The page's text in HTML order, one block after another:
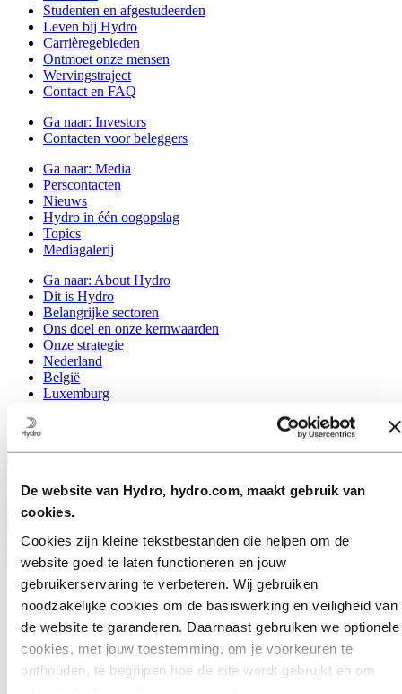
De website van Hydro, hydro.com, maakt gebruik van
cookies.
Cookies zijn kleine tekstbestanden die helpen om de
website goed te laten functioneren en jouw
gebruikerservaring te verbeteren. Wij gebruiken
noodzakelijke cookies om de basiswerking en veiligheid van
de website te garanderen. Daarnaast gebruiken we optionele
cookies, met jouw toestemming, om je voorkeuren te
onthouden, te begrijpen hoe de site wordt gebruikt en om
Studenten en afgestudeerden
Leven bij Hydro
Carrièregebieden
Ontmoet onze mensen
Wervingstraject
Contact en FAQ
Ga naar: Investors
Contacten voor beleggers
Ga naar: Media
Perscontacten
Nieuws
Hydro in één oogopslag
Topics
Mediagalerij
Ga naar: About Hydro
Dit is Hydro
Belangrijke sectoren
Ons doel en onze kernwaarden
Onze strategie
Nederland
België
Luxemburg
Over Hydro
Dit is Hydro
Belangrijke sectoren
Ons doel en onze kernwaarden
Onze strategie
Nederland
België